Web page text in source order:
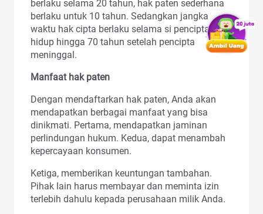
berlaku selama 20 tahun, hak paten sederhana
berlaku untuk 10 tahun. Sedangkan jangka
waktu hak cipta berlaku selama si pencipta
hidup hingga 70 tahun setelah pencipta
meninggal.
Manfaat hak paten
Dengan mendaftarkan hak paten, Anda akan
mendapatkan berbagai manfaat yang bisa
dinikmati. Pertama, mendapatkan jaminan
perlindungan hukum. Kedua, dapat menambah
kepercayaan konsumen.
Ketiga, memberikan keuntungan tambahan.
Pihak lain harus membayar dan meminta izin
terlebih dahulu kepada perusahaan milik Anda.